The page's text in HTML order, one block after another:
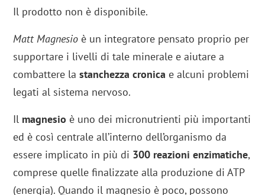
Il prodotto non è disponibile.
Matt Magnesio è un integratore pensato proprio per
supportare i livelli di tale minerale e aiutare a
combattere lastanchezza cronica e alcuni problemi
legati al sistema nervoso.
Il magnesio è uno dei micronutrienti più importanti
ed è così centrale all’interno dell’organismo da
essere implicato in più di 300 reazioni enzimatiche,
comprese quelle finalizzate alla produzione di ATP
(energia). Quando il magnesio è poco, possono